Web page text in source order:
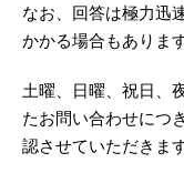
なお、回答は極力迅
かかる場合もありま
土曜、日曜、祝日、
たお問い合わせにつ
認させていただきます